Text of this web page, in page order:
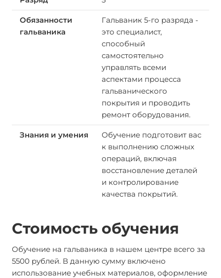
Гальваник 5-го разряда -
это специалист,
способный
самостоятельно
управлять всеми
аспектами процесса
гальванического
покрытия и проводить
ремонт оборудования.
Обучение подготовит вас
к выполнению сложных
операций, включая
восстановление деталей
и контролирование
качества покрытий.
Стоимость обучения
Обучение на гальваника в нашем центре всего за
5500 рублей. В данную сумму включено
использование учебных материалов, оформление